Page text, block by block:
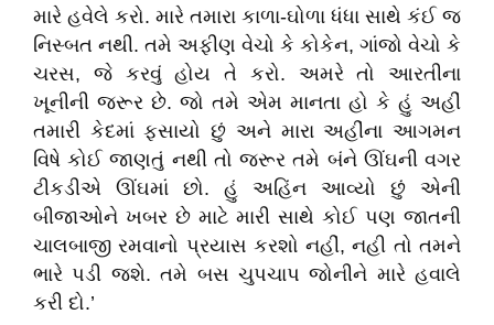
મારે હવેલે કરો. મારે તમારા કાળા-ઘોળા ધંધા સાથે કંઈ જ
નિસ્બત નથી. તમે અફીણ વેચો કે કોકેન, ગાંજો વેચો કે
ચરસ, જે કરવું હોય તે કરો. અમરે તો આરતીના
ખૂનીની જરૂર છે. જો તમે એમ માનતા હો કે હું અહીં
તમારી કેદમાં ફસાયો છું અને મારા અહીંના આગમન
વિષે કોઈ જાણતું નથી તો જરૂર તમે બંને ઊંઘની વગર
ટીકડીએ ઊંઘમાં છો. હું અહિંન આવ્યો છું એની
બીજાઓને ખબર છે માટે મારી સાથે કોઈ પણ જાતની
ચાલબાજી રમવાનો પ્રયાસ કરશો નહીં, નહી તો તમને
ભારે પડી જશે. તમે બસ ચુપચાપ જોનીને મારે હવાલે
કરી દો.’